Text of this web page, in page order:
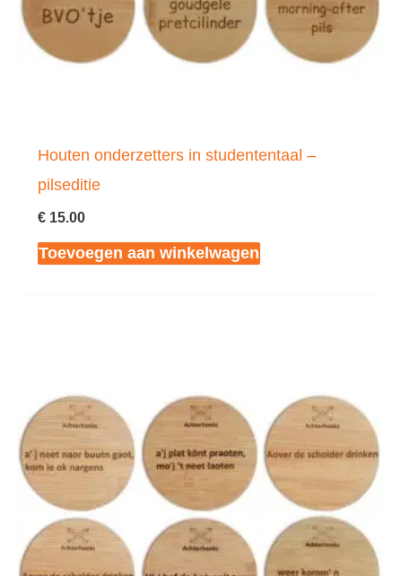
Houten onderzetters in studententaal –
pilseditie
€15.00
Toevoegen aan winkelwagen